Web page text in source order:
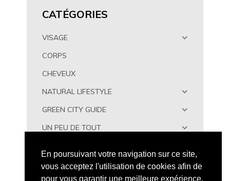
CATÉGORIES
VISAGE
CORPS
CHEVEUX
NATURAL LIFESTYLE
GREEN CITY GUIDE
UN PEU DE TOUT
En poursuivant votre navigation sur ce site,
vous acceptez l'utilisation de cookies afin de
pour vous garantir une meilleure expérience.